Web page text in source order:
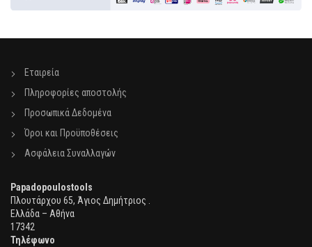
Εταιρεία
Πληροφορίες αποστολής
Προσωπικά Δεδομένα
Όροι και Προϋποθέσεις
Ασφάλεια Συναλλαγών
Papadopoulostools
Πλουτάρχου 65, Άγιος Δημήτριος .
Ελλάδα – Αθήνα
17342
Τηλέφωνο